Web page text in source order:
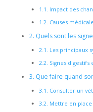
1.1. Impact des
1.2. Causes
2. Quels sont les
2.1. Les principaux
2.2. Signes
3. Que faire quand
3.1. Consulter un
3.2. Mettre en